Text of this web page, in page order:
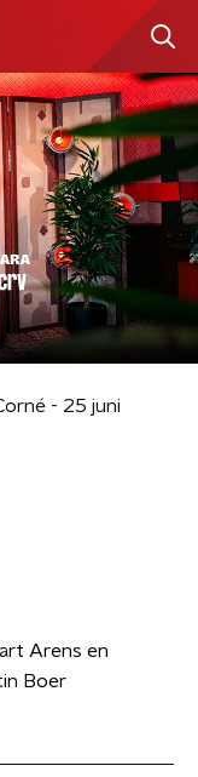
- 25 juni
Arens en
Boer